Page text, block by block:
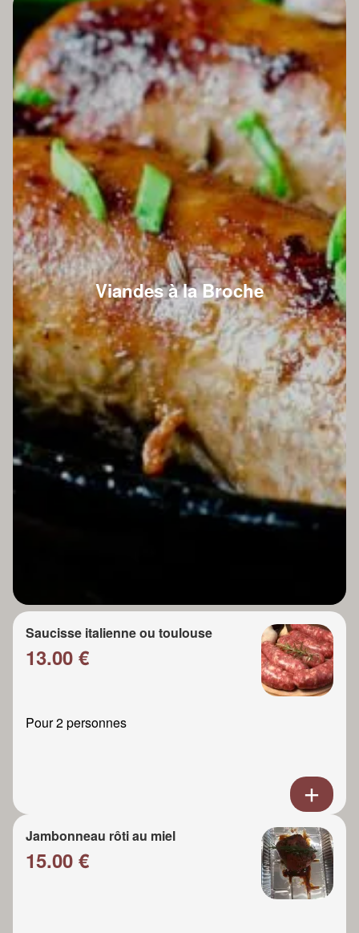
Viandes à la Broche
Saucisse italienne ou toulouse
13.00 €
Pour 2 personnes
Jambonneau rôti au miel
15.00 €